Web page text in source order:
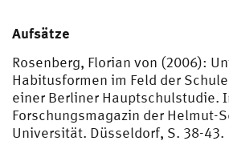
Aufsätze
Rosenberg, Florian von (2006):
Habitusformen im Feld der
einer Berliner Hauptschulstudie.
Forschungsmagazin der Helmut-
Universität. Düsseldorf, S. 38-43.